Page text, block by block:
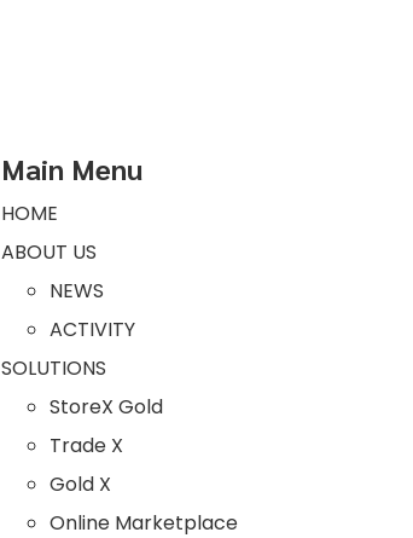
Main Menu
HOME
ABOUT US
NEWS
ACTIVITY
SOLUTIONS
StoreX Gold
Trade X
Gold X
Online Marketplace